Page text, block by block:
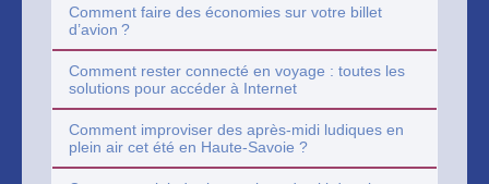
Comment faire des économies sur votre billet
d’avion ?
Comment rester connecté en voyage : toutes les
solutions pour accéder à Internet
Comment improviser des après-midi ludiques en
plein air cet été en Haute-Savoie ?